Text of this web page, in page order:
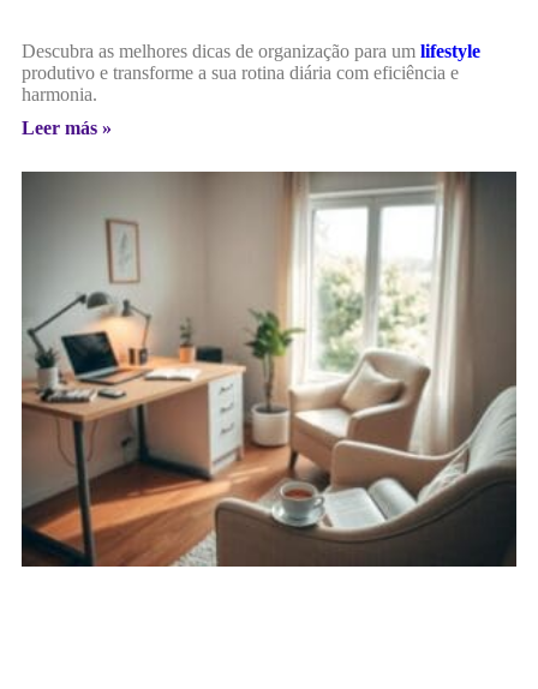
Descubra as melhores dicas de organização para um lifestyle
produtivo e transforme a sua rotina diária com eficiência e
harmonia.
Leer más »